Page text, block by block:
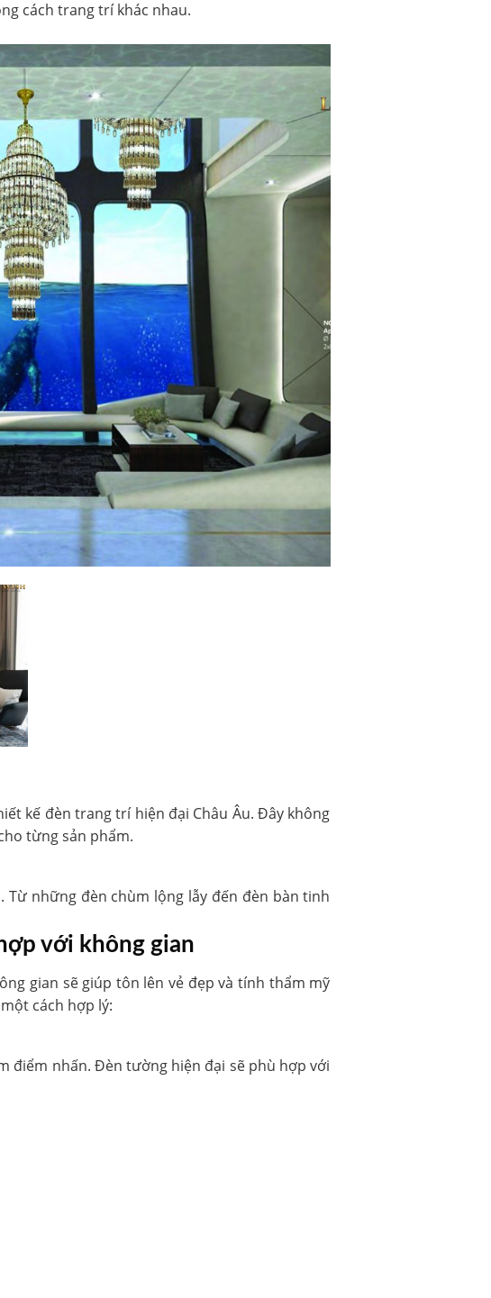
cách trang trí khác nhau.
kế đèn trang trí hiện đại Châu Âu. Đây không
từng sản phẩm.
Từ những đèn chùm lộng lẫy đến đèn bàn tinh
với không gian
gian sẽ giúp tôn lên vẻ đẹp và tính thẩm mỹ
cách hợp lý:
điểm nhấn. Đèn tường hiện đại sẽ phù hợp với